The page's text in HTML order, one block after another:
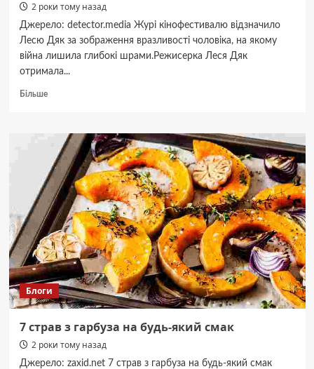
2 роки тому назад
Джерело: detector.media Журі кінофестивалю відзначило
Лесю Дяк за зображення вразливості чоловіка, на якому
війна лишила глибокі шрами.Режисерка Леся Дяк
отримала...
БільшеДокладніше
«Татова
колискова»
отримав
нагороду
на
Міжнародному
кінофестивалі
Doclisboa
в
Португалії
Блоги
7 страв з гарбуза на будь-який смак
2 роки тому назад
Джерело: zaxid.net 7 страв з гарбуза на будь-який смак